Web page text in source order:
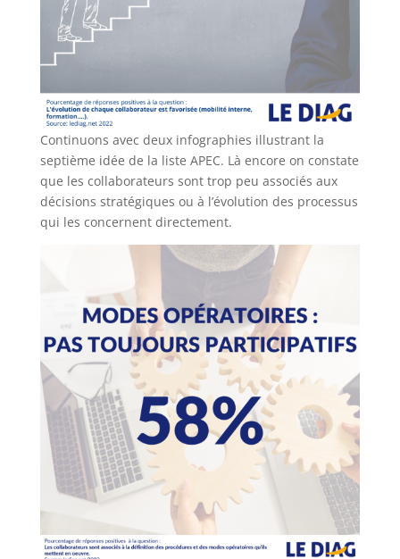
Continuons avec deux infographies illustrant la
septième idée de la liste APEC. Là encore on constate
que les collaborateurs sont trop peu associés aux
décisions stratégiques ou à l’évolution des processus
qui les concernent directement.